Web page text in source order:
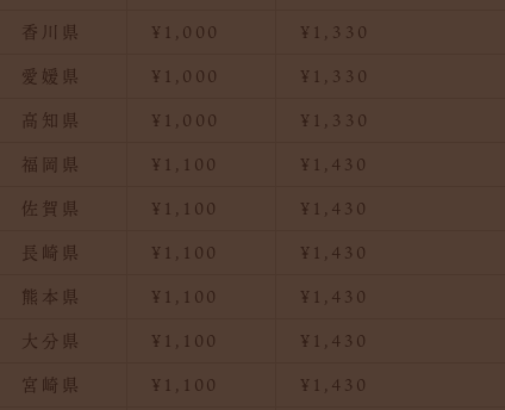
香川県
¥1,000
¥1,330
愛媛県
¥1,000
¥1,330
高知県
¥1,000
¥1,330
福岡県
¥1,100
¥1,430
佐賀県
¥1,100
¥1,430
長崎県
¥1,100
¥1,430
熊本県
¥1,100
¥1,430
大分県
¥1,100
¥1,430
宮崎県
¥1,100
¥1,430